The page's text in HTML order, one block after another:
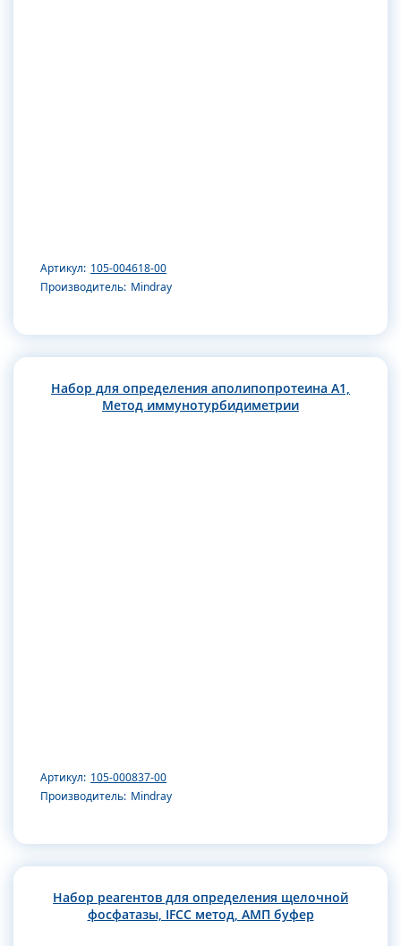
Артикул: 105-004618-00
Производитель: Mindray
Набор для определения аполипопротеина А1,
Метод иммунотурбидиметрии
Артикул: 105-000837-00
Производитель: Mindray
Набор реагентов для определения щелочной
фосфатазы, IFCC метод, АМП буфер